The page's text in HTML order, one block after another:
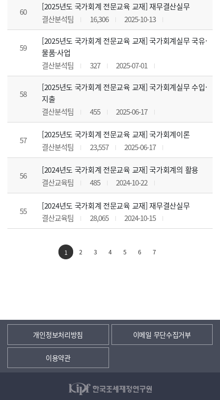
60
[2025년도 국가회계 전문교육 교재] 재무결산실무
결산분석팀
16,306 2025-10-13
59
[2025년도 국가회계 전문교육 교재] 국가회계실무 국유·
물품·사업
결산분석팀
327 2025-07-01
58
[2025년도 국가회계 전문교육 교재] 국가회계실무 수입·
지출
결산분석팀
455 2025-06-17
57
[2025년도 국가회계 전문교육 교재] 국가회계이론
결산분석팀
23,557 2025-06-17
56
[2024년도 국가회계 전문교육 교재] 국가회계의 활용
결산교육팀
485 2024-10-22
55
[2024년도 국가회계 전문교육 교재] 재무결산실무
결산교육팀
28,065 2024-10-15
1 2 3 4 5 6 7
개인정보처리방침 이메일 무단수집거부
이용약관